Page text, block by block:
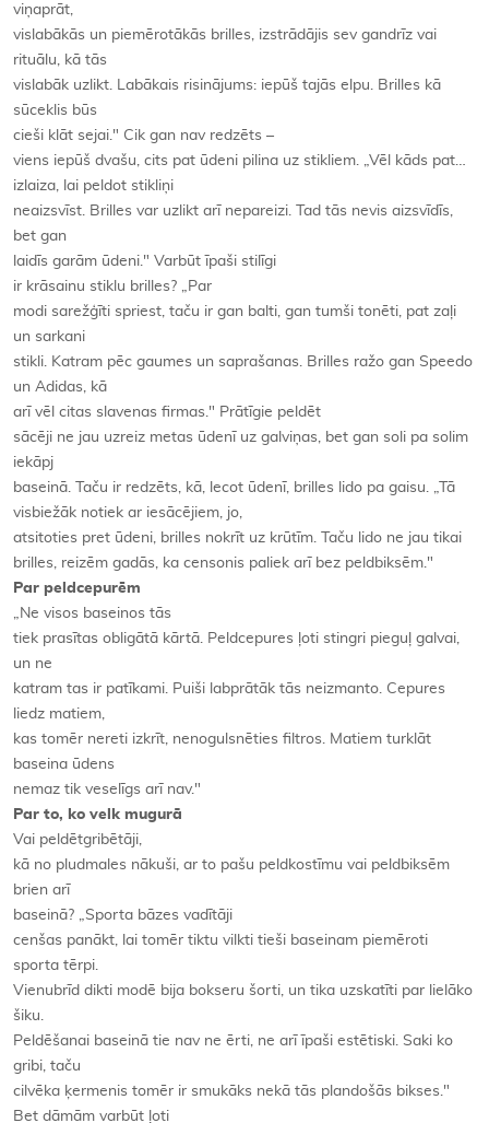
viņaprāt,
vislabākās un piemērotākās brilles, izstrādājis sev gandrīz vai
rituālu, kā tās
vislabāk uzlikt. Labākais risinājums: iepūš tajās elpu. Brilles kā
sūceklis būs
cieši klāt sejai." Cik gan nav redzēts –
viens iepūš dvašu, cits pat ūdeni pilina uz stikliem. „Vēl kāds pat…
izlaiza, lai peldot stikliņi
neaizsvīst. Brilles var uzlikt arī nepareizi. Tad tās nevis aizsvīdīs,
bet gan
laidīs garām ūdeni." Varbūt īpaši stilīgi
ir krāsainu stiklu brilles? „Par
modi sarežģīti spriest, taču ir gan balti, gan tumši tonēti, pat zaļi
un sarkani
stikli. Katram pēc gaumes un saprašanas. Brilles ražo gan Speedo
un Adidas, kā
arī vēl citas slavenas firmas." Prātīgie peldēt
sācēji ne jau uzreiz metas ūdenī uz galviņas, bet gan soli pa solim
iekāpj
baseinā. Taču ir redzēts, kā, lecot ūdenī, brilles lido pa gaisu. „Tā
visbiežāk notiek ar iesācējiem, jo,
atsitoties pret ūdeni, brilles nokrīt uz krūtīm. Taču lido ne jau tikai
brilles, reizēm gadās, ka censonis paliek arī bez peldbiksēm."
Par peldcepurēm
„Ne visos baseinos tās
tiek prasītas obligātā kārtā. Peldcepures ļoti stingri pieguļ galvai,
un ne
katram tas ir patīkami. Puiši labprātāk tās neizmanto. Cepures
liedz matiem,
kas tomēr nereti izkrīt, nenogulsnēties filtros. Matiem turklāt
baseina ūdens
nemaz tik veselīgs arī nav."
Par to, ko velk mugurā
Vai peldētgribētāji,
kā no pludmales nākuši, ar to pašu peldkostīmu vai peldbiksēm
brien arī
baseinā? „Sporta bāzes vadītāji
cenšas panākt, lai tomēr tiktu vilkti tieši baseinam piemēroti
sporta tērpi.
Vienubrīd dikti modē bija bokseru šorti, un tika uzskatīti par lielāko
šiku.
Peldēšanai baseinā tie nav ne ērti, ne arī īpaši estētiski. Saki ko
gribi, taču
cilvēka ķermenis tomēr ir smukāks nekā tās plandošās bikses."
Bet dāmām varbūt ļoti